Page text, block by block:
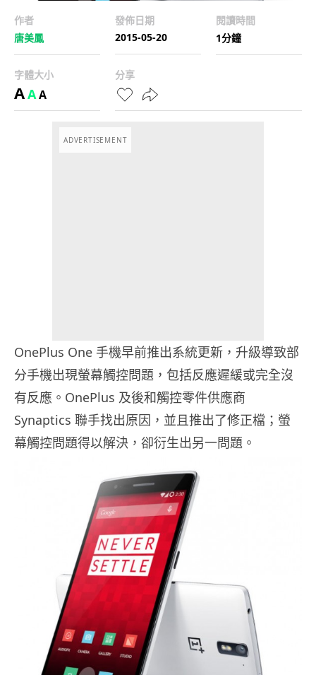
作者
唐美鳳
發佈日期
2015-05-20
閱讀時間
1分鐘
字體大小
AAA
分享
ADVERTISEMENT
OnePlus One 手機早前推出系統更新，升級導致部
分手機出現螢幕觸控問題，包括反應遲緩或完全沒
有反應。OnePlus 及後和觸控零件供應商
Synaptics 聯手找出原因，並且推出了修正檔；螢
幕觸控問題得以解決，卻衍生出另一問題。